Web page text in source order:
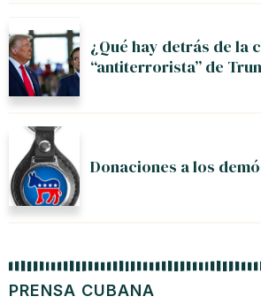
¿Qué hay detrás de la
“antiterrorista” de
Donaciones a los
PRENSA CUBANA